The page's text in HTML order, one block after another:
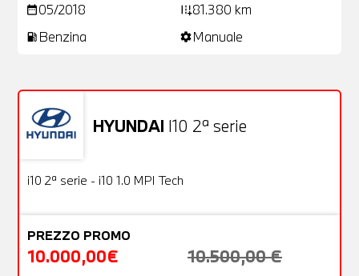
date_range05/2018 add_road81.380 km
local_gas_station Benzina settingsManuale
HYUNDAI I10 2ª serie
OFFERTA
Usato
i10 2ª serie - i10 1.0 MPI Tech
PREZZO PROMO
10.000,00€ 10.500,00 €